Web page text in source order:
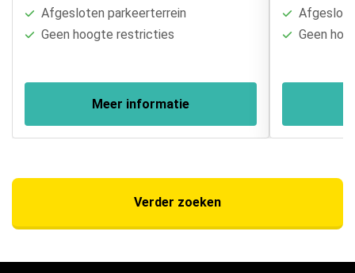
Afgesloten parkeerterrein
Geen hoogte restricties
Meer informatie
Geen
Verder zoeken